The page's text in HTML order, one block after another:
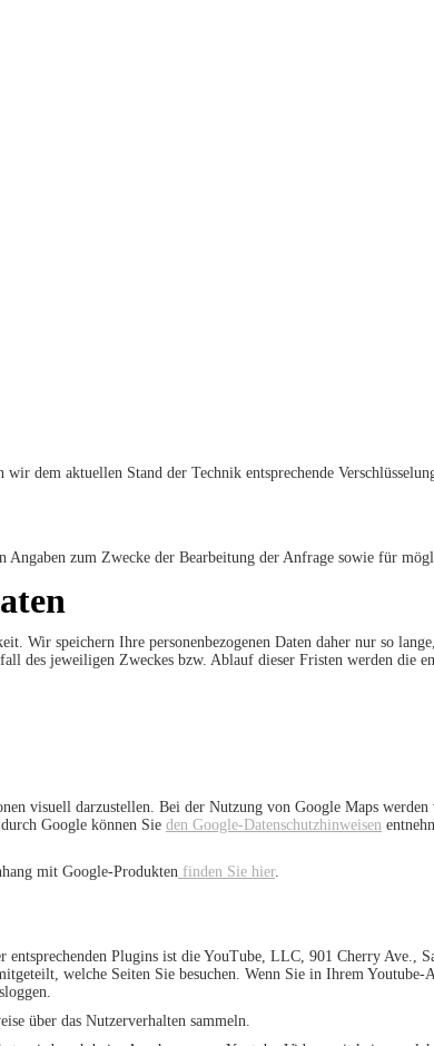
dem aktuellen Stand der Technik entsprechende
zum Zwecke der Bearbeitung der Anfrage sowie für
Wir speichern Ihre personenbezogenen Daten daher nur so
des jeweiligen Zweckes bzw. Ablauf dieser Fristen werden die
visuell darzustellen. Bei der Nutzung von Google Maps
Google können Sie den Google-Datenschutzhinweisen
mit Google-Produkten finden Sie hier.
Plugins ist die YouTube, LLC, 901 Cherry
welche Seiten Sie besuchen. Wenn Sie in Ihrem
über das Nutzerverhalten sammeln.